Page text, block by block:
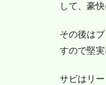
して、豪
その後は
すので堅
サビはリ